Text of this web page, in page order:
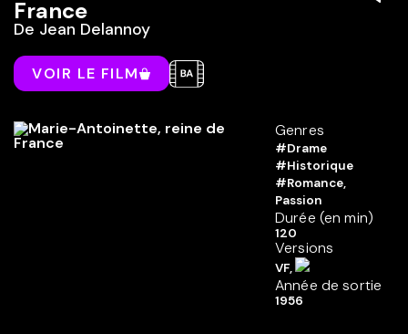
France
De Jean Delannoy
VOIR LE FILM
Genres
#Drame
#Historique
#Romance,
Passion
Durée (en min)
120
Versions
VF,
Année de sortie
1956